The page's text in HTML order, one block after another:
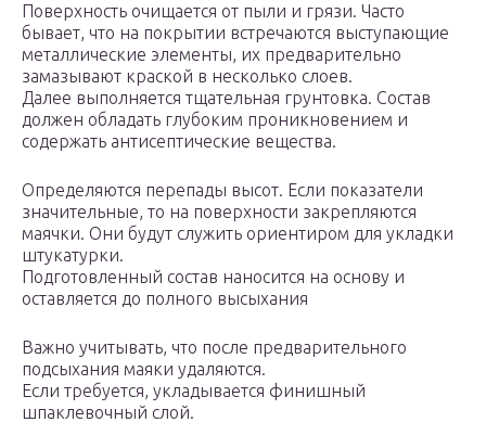
Поверхность очищается от пыли и грязи. Часто
бывает, что на покрытии встречаются выступающие
металлические элементы, их предварительно
замазывают краской в несколько слоев.
Далее выполняется тщательная грунтовка. Состав
должен обладать глубоким проникновением и
содержать антисептические вещества.
Определяются перепады высот. Если показатели
значительные, то на поверхности закрепляются
маячки. Они будут служить ориентиром для укладки
штукатурки.
Подготовленный состав наносится на основу и
оставляется до полного высыхания
Важно учитывать, что после предварительного
подсыхания маяки удаляются.
Если требуется, укладывается финишный
шпаклевочный слой.